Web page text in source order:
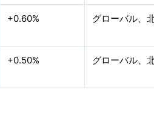
+0.60% グローバル、
+0.50% グローバル、